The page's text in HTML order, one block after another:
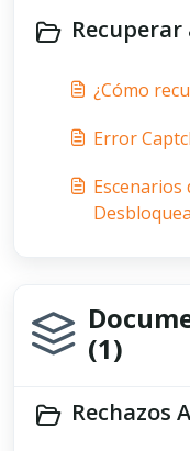
Recuperar
¿Cómo
Error
Escenarios
(1)
Rechazos